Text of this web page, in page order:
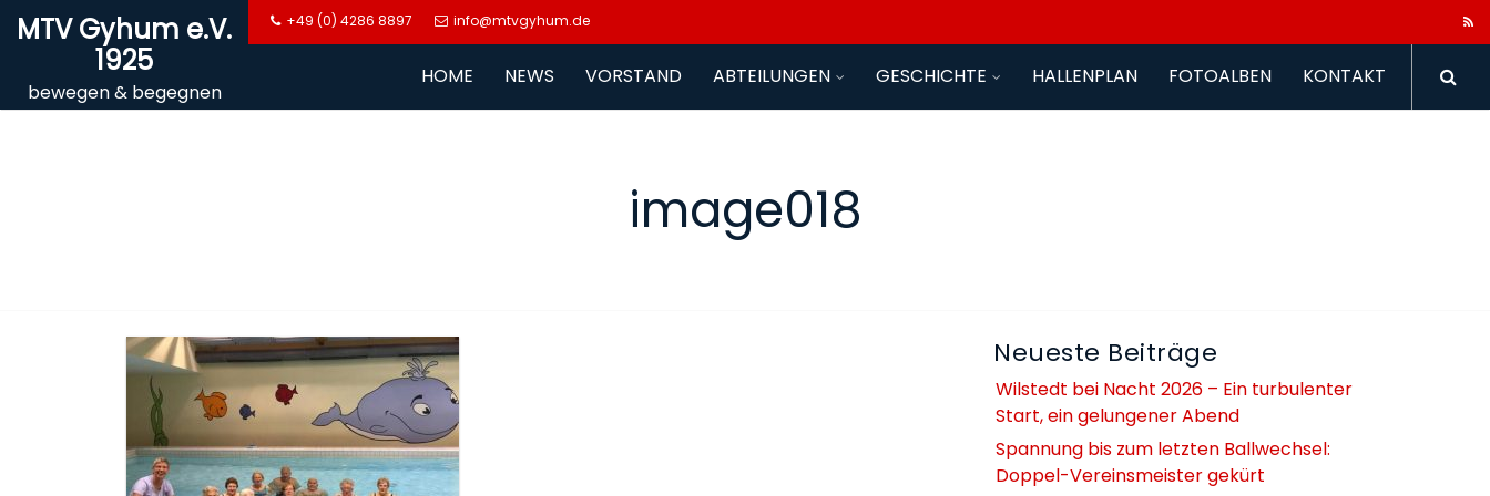
SkipMTV Gyhum e.V.
1925
bewegen & begegnen
+49 (0) 4286 8897 info@mtvgyhum.de
HOME NEWS VORSTAND ABTEILUNGEN GESCHICHTE HALLENPLAN FOTOALBEN KONTAKT
image018
Neueste Beiträge
Wilstedt bei Nacht 2026 – Ein turbulenter
Start, ein gelungener Abend
Spannung bis zum letzten Ballwechsel:
Doppel-Vereinsmeister gekürt